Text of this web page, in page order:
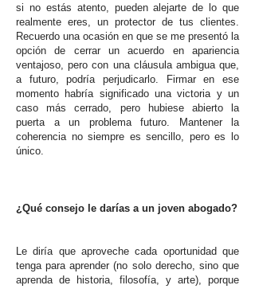
si no estás atento, pueden alejarte de lo que
realmente eres, un protector de tus clientes.
Recuerdo una ocasión en que se me presentó la
opción de cerrar un acuerdo en apariencia
ventajoso, pero con una cláusula ambigua que,
a futuro, podría perjudicarlo. Firmar en ese
momento habría significado una victoria y un
caso más cerrado, pero hubiese abierto la
puerta a un problema futuro. Mantener la
coherencia no siempre es sencillo, pero es lo
único.
¿Qué consejo le darías a un joven abogado?
Le diría que aproveche cada oportunidad que
tenga para aprender (no solo derecho, sino que
aprenda de historia, filosofía, y arte), porque